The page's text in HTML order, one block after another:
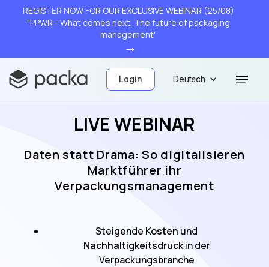
REGISTER NOW FOR OUR EXCLUSIVE WEBINAR (25/08)
"PPWR - What comes next. The future of packaging
management"
→
Login Deutsch
LIVE WEBINAR
Daten statt Drama: So digitalisieren
Marktführer ihr
Verpackungsmanagement
Steigende Kosten und
Nachhaltigkeitsdruckin der
Verpackungsbranche​